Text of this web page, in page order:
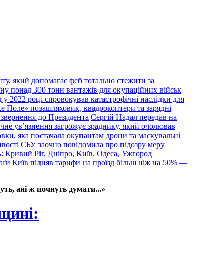
який допомагає фсб тотально стежити за
понад 300 тонн вантажів для окупаційних військ
у 2022 році спровокував катастрофічні наслідки для
Поле» позашляховик, квадрокоптери та зарядні
до Президента Сергій Надал передав на
ув’язнення загрожує зраднику, який очолював
яка постачала окупантам дрони та маскувальні
СБУ заочно повідомила про підозру меру
Кривий Ріг, Дніпро, Київ, Одеса, Ужгород
Київ підняв тарифи на проїзд більш ніж на 50% —
ані ж почнуть думати...»